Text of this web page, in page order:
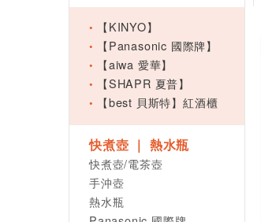
【KINYO】
【Panasonic 國際牌】
【aiwa 愛華】
【SHAPR 夏普】
【best 貝斯特】紅酒櫃
快煮壺 ｜ 熱水瓶
快煮壺/電茶壺
手沖壺
熱水瓶